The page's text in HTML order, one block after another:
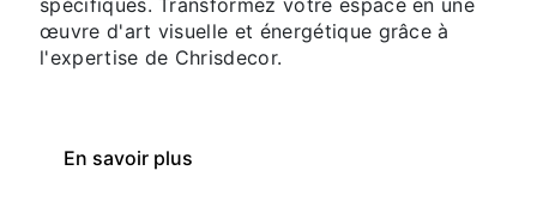
œuvre d'art visuelle et énergétique grâce à
l'expertise de Chrisdecor.
En savoir plus